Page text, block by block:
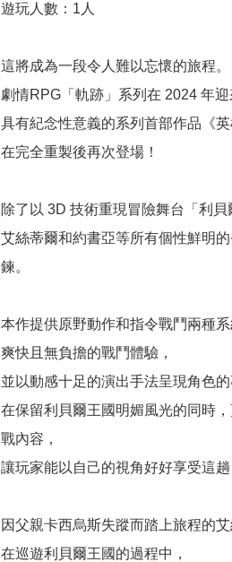
遊玩人數：1人
這將成為一段令人難以忘懷的旅程。
劇情RPG「軌跡」系列在 2024 年迎
具有紀念性意義的系列首部作品《
在完全重製後再次登場！
除了以 3D 技術重現冒險舞台「利貝
艾絲蒂爾和約書亞等所有個性鮮明
鍊。
本作提供原野動作和指令戰鬥兩種
爽快且無負擔的戰鬥體驗，
並以動感十足的演出手法呈現角色
在保留利貝爾王國明媚風光的同時
戰內容，
讓玩家能以自己的視角好好享受這趟
因父親卡西烏斯失蹤而踏上旅程的艾
在巡遊利貝爾王國的過程中，